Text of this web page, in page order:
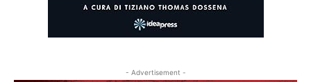
- Advertisement -